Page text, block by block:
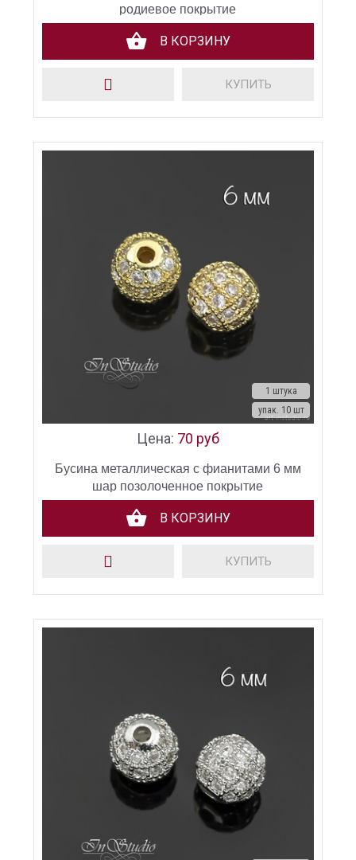
родиевое покрытие
В КОРЗИНУ
КУПИТЬ
1 штука
упак. 10 шт
Цена: 70 руб
Бусина металлическая с фианитами 6 мм
шар позолоченное покрытие
В КОРЗИНУ
КУПИТЬ